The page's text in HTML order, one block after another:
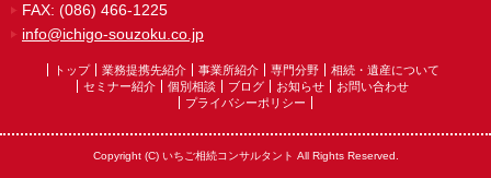
FAX: (086) 466-1225
info@ichigo-souzoku.co.jp
トップ 業務提携先紹介 事業所紹介 専門分野
相続・遺産について
セミナー紹介
個別相談 ブログ お知らせ
お問い合わせ
プライバシーポリシー
Copyright (C) いちご相続コンサルタント All Rights Reserved.